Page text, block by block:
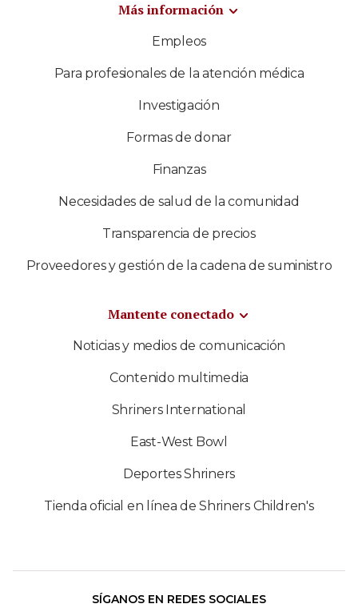
Más información
Empleos
Para profesionales de la atención médica
Investigación
Formas de donar
Finanzas
Necesidades de salud de la comunidad
Transparencia de precios
Proveedores y gestión de la cadena de suministro
Mantente conectado
Noticias y medios de comunicación
Contenido multimedia
Shriners International
East-West Bowl
Deportes Shriners
Tienda oficial en línea de Shriners Children's
SÍGANOS EN REDES SOCIALES